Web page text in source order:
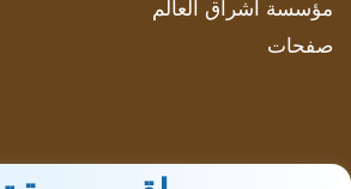
مؤسسة اشراق العالم
صفحات